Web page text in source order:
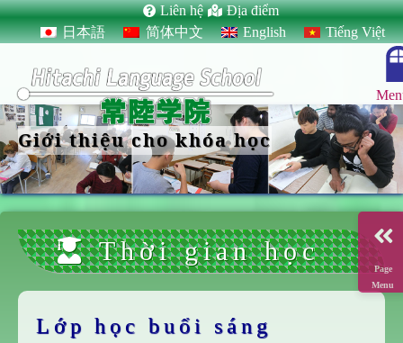
Liên hệ
Địa điểm
日本語
简体中文 English Tiếng Việt
Giới thiệu cho khóa học
Page
Menu
Thời gian học
Lớp học buổi sáng